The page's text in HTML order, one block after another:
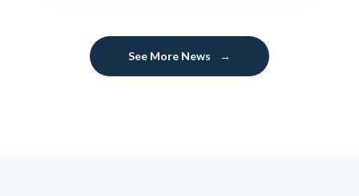
See More News →